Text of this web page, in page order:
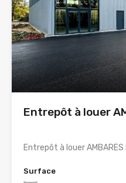
Entrepôt à louer
Entrepôt à louer AMBARES
Surface